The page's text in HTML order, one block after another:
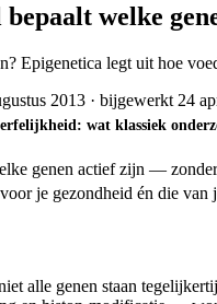
welke
Epigenetica legt uit hoe
2013 · bijgewerkt 24
wat klassiek
genen actief zijn —
je gezondheid én die van
alle genen staan